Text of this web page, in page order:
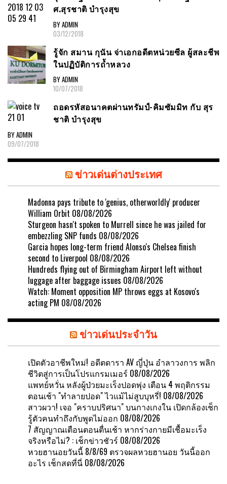
ศ.สุรชาติ บำรุงสุข
BY ADMIN
03/12/2018
รู้จัก สมาน กุนัน จ่าเอกอดีตหน่วยซีล ผู้สละชีพ
ในปฏิบัติการถ้ำหลวง
BY ADMIN
10/07/2018
ถอดรหัสอนาคตผ่านทรัมป์-คิมซัมมิท กับ สุร
ชาติ บำรุงสุข
BY ADMIN
09/07/2018
ข่าวเด่นต่างประเทศ
Madonna pays tribute to 'genius, otherworldly' producer
William Orbit 08/08/2026
Sturgeon hasn't spoken to Murrell since he was jailed for
embezzling SNP funds 08/08/2026
Garcia hopes long-term friend Alonso's Chelsea finish
second to Liverpool 08/08/2026
Hundreds flying out of Birmingham Airport left without
luggage after baggage issues 08/08/2026
Watch: Moment opposition MP throws eggs at Kosovo's
acting PM 08/08/2026
ข่าวเด่นประจำวัน
เปิดตัวอาชีพใหม่! อดีตดารา AV ญี่ปุ่น อำลาวงการ พลิก
ชีวิตสู่การเป็นโปรแกรมเมอร์ 08/08/2026
แพทย์หวั่น หลังผู้ป่วยมะเร็งปอดพุ่ง เตือน 4 พฤติกรรม
ตอนเช้า "ทำลายปอด" ไวแม้ไม่สูบบุหรี่! 08/08/2026
สาวผวา! เจอ "คราบปริศนา" บนกางเกงใน เปิดกล้องเช็ก
รู้ตัวคนทำถึงกับพูดไม่ออก 08/08/2026
7 สัญญาณเตือนตอนตื่นเช้า หากร่างกายมีเชื้อมะเร็ง
จริงหรือไม่? : เช็กข่าวชัวร์ 08/08/2026
หวยฮานอยวันนี้ 8/8/69 ตรวจผลหวยฮานอย วันนี้ออก
อะไร เช็กสดที่นี่ 08/08/2026